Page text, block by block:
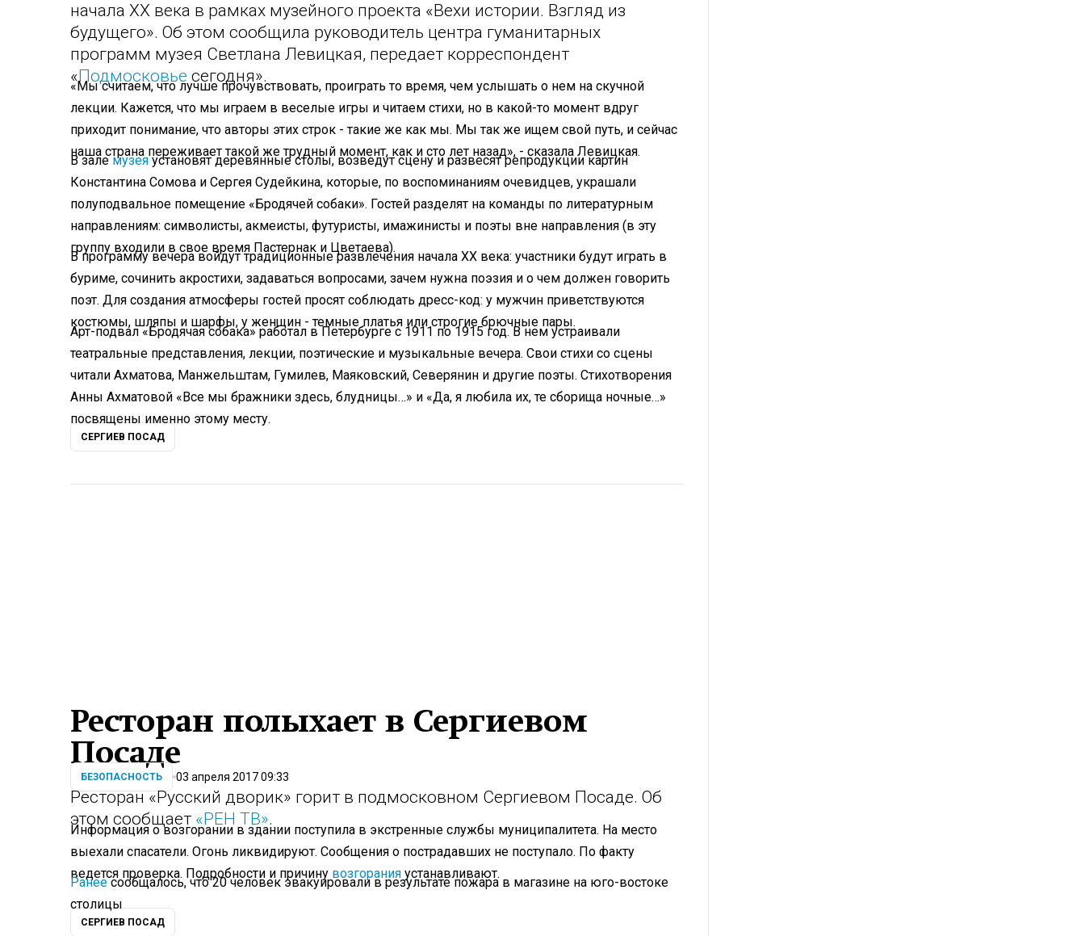
начала XX века в рамках музейного проекта «Вехи истории. Взгляд из
будущего». Об этом сообщила руководитель центра гуманитарных
программ музея Светлана Левицкая, передает корреспондент
«Подмосковье сегодня».
«Мы считаем, что лучше прочувствовать, проиграть то время, чем услышать о нем на скучной
лекции. Кажется, что мы играем в веселые игры и читаем стихи, но в какой-то момент вдруг
приходит понимание, что авторы этих строк - такие же как мы. Мы так же ищем свой путь, и сейчас
наша страна переживает такой же трудный момент, как и сто лет назад», - сказала Левицкая.
В залемузеяустановят деревянные столы, возведут сцену и развесят репродукции картин
Константина Сомова и Сергея Судейкина, которые, по воспоминаниям очевидцев, украшали
полуподвальное помещение «Бродячей собаки». Гостей разделят на команды по литературным
направлениям: символисты, акмеисты, футуристы, имажинисты и поэты вне направления (в эту
группу входили в свое время Пастернак и Цветаева).
В программу вечера войдут традиционные развлечения начала XX века: участники будут играть в
буриме, сочинить акростихи, задаваться вопросами, зачем нужна поэзия и о чем должен говорить
поэт. Для создания атмосферы гостей просят соблюдать дресс-код: у мужчин приветствуются
костюмы, шляпы и шарфы, у женщин - темные платья или строгие брючные пары.
Арт-подвал «Бродячая собака» работал в Петербурге с 1911 по 1915 год. В нем устраивали
театральные представления, лекции, поэтические и музыкальные вечера. Свои стихи со сцены
читали Ахматова, Манжельштам, Гумилев, Маяковский, Северянин и другие поэты. Стихотворения
Анны Ахматовой «Все мы бражники здесь, блудницы…» и «Да, я любила их, те сборища ночные…»
посвящены именно этому месту.
СЕРГИЕВ ПОСАД
Ресторан полыхает в Сергиевом
Посаде
БЕЗОПАСНОСТЬ 03 апреля 2017 09:33
Ресторан «Русский дворик» горит в подмосковном Сергиевом Посаде. Об
этом сообщает «РЕН ТВ».
Информация о возгорании в здании поступила в экстренные службы муниципалитета. На место
выехали спасатели. Огонь ликвидируют. Сообщения о пострадавших не поступало. По факту
ведется проверка. Подробности и причину возгорания устанавливают.
Ранеесообщалось, что 20 человек эвакуировали в результате пожара в магазине на юго-востоке
столицы
СЕРГИЕВ ПОСАД